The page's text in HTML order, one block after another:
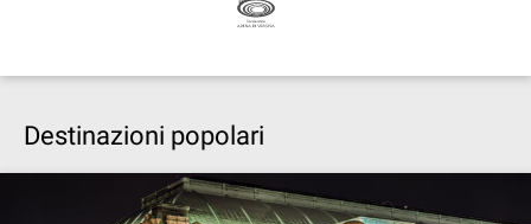
Destinazioni popolari